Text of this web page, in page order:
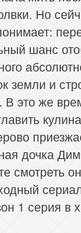
Но
шанс
земли и
это же
дочка
смотреть
1 серия в